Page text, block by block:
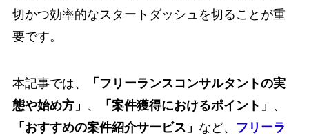
切かつ効率的なスタートダッシュを切ることが重
要です。
本記事では、
「フリーランスコンサルタントの実
態や始め方」 、 「案件獲得におけるポイント」 、
「おすすめの案件紹介サービス」 など、
フリーラ